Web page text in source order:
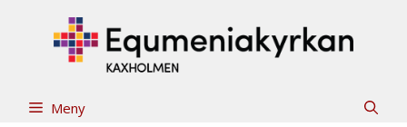
Meny